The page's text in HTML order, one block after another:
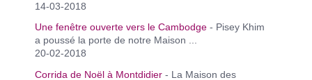
14-03-2018
Une fenêtre ouverte vers le Cambodge - Pisey Khim
a poussé la porte de notre Maison ...
20-02-2018
Corrida de Noël à Montdidier - La Maison des